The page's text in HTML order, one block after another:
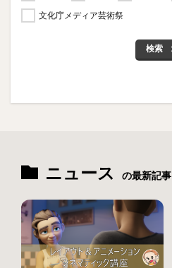
文化庁メディア芸術祭
検索
ニュース の最新記事